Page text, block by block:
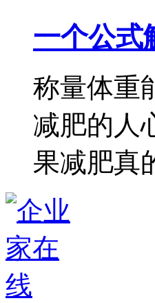
一个公式
称量体重
减肥的人
果减肥真